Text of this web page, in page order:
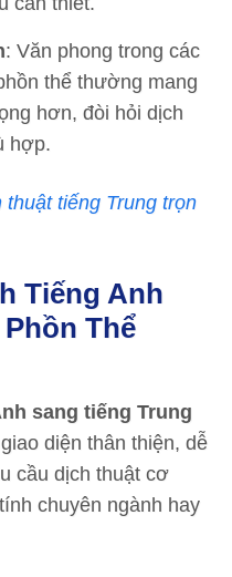
: Văn phong trong các
thể thường mang
hơn, đòi hỏi dịch
hợp.
thuật tiếng Trung trọn
Tiếng Anh
Thể
sang tiếng Trung
diện thân thiện, dễ
cầu dịch thuật cơ
chuyên ngành hay